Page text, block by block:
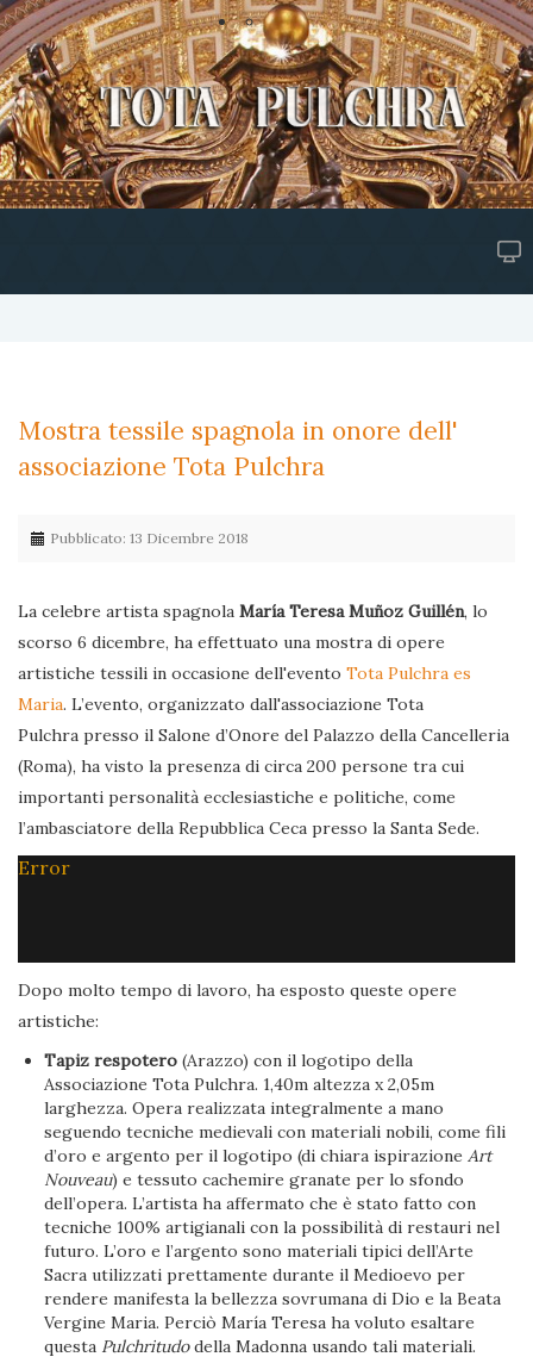
Mostra tessile spagnola in onore dell'
associazione Tota Pulchra
Pubblicato: 13 Dicembre 2018
La celebre artista spagnola María Teresa Muñoz Guillén, lo
scorso 6 dicembre, ha effettuato una mostra di opere
artistiche tessili in occasione dell'evento Tota Pulchra es
Maria. L’evento, organizzato dall'associazione Tota
Pulchra presso il Salone d’Onore del Palazzo della Cancelleria
(Roma), ha visto la presenza di circa 200 persone tra cui
importanti personalità ecclesiastiche e politiche, come
l’ambasciatore della Repubblica Ceca presso la Santa Sede.
Error
Dopo molto tempo di lavoro, ha esposto queste opere
artistiche:
Tapiz respotero (Arazzo) con il logotipo della
Associazione Tota Pulchra. 1,40m altezza x 2,05m
larghezza. Opera realizzata integralmente a mano
seguendo tecniche medievali con materiali nobili, come fili
d’oro e argento per il logotipo (di chiara ispirazioneArt
Nouveau) e tessuto cachemire granate per lo sfondo
dell’opera. L’artista ha affermato che è stato fatto con
tecniche 100% artigianali con la possibilità di restauri nel
futuro. L’oro e l’argento sono materiali tipici dell’Arte
Sacra utilizzati prettamente durante il Medioevo per
rendere manifesta la bellezza sovrumana di Dio e la Beata
Vergine Maria. Perciò María Teresa ha voluto esaltare
questa Pulchritudodella Madonna usando tali materiali.